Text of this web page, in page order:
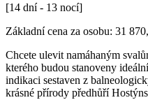
[14 dní - 13 nocí]
Základní cena za osobu: 31 870
Chcete ulevit namáhaným
kterého budou stanoveny
indikaci sestaven z
krásné přírody předhůří